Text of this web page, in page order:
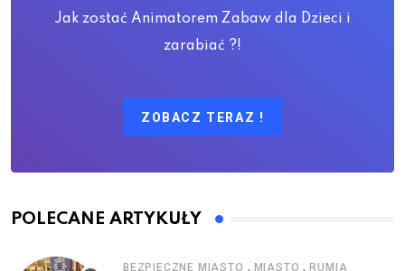
Jak zostać Animatorem Zabaw dla Dzieci i
zarabiać ?!
ZOBACZ TERAZ !
POLECANE ARTYKUŁY
BEZPIECZNE MIASTO , MIASTO ,RUMIA